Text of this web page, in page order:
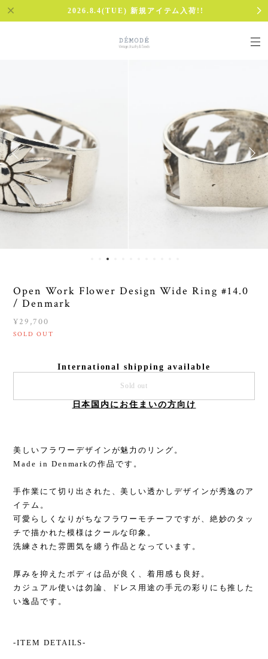
2026.8.4(TUE) 新規アイテム入荷!!
Open Work Flower Design Wide Ring #14.0
/ Denmark
¥29,700
SOLD OUT
International shipping available
Sold out
日本国内にお住まいの方向け
美しいフラワーデザインが魅力のリング。
Made in Denmarkの作品です。
手作業にて切り出された、美しい透かしデザインが秀逸のア
イテム。
可愛らしくなりがちなフラワーモチーフですが、絶妙のタッ
チで描かれた模様はクールな印象。
洗練された雰囲気を纏う作品となっています。
厚みを抑えたボディは品が良く、着用感も良好。
カジュアル使いは勿論、ドレス用途の手元の彩りにも推した
い逸品です。
-ITEM DETAILS-